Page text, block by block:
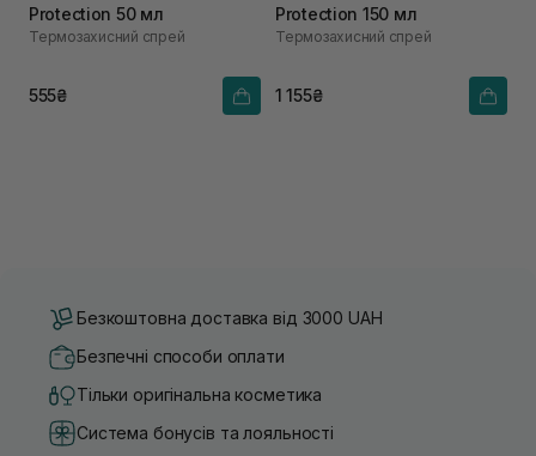
Protection 50 мл
Термозахисний спрей
555₴
Protection 150 мл
Термозахисний спрей
1 155₴
Безкоштовна доставка від 3000 UAH
Безпечні способи оплати
Тільки оригінальна косметика
Система бонусів та лояльності